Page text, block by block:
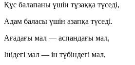
Құс балапаны үшін тұзаққа түседі,
Адам баласы үшін азапқа түседі.
Ағадағы мал — аспандағы мал,
Інідегі мал — ін түбіндегі мал,